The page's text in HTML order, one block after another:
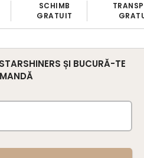
SCHIMB
GRATUIT
ȘI BUCURĂ-TE